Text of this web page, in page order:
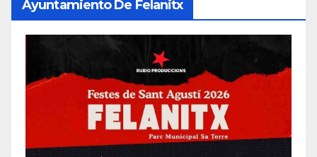
Ayuntamiento De Felanitx